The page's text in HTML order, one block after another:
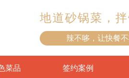
地道砂锅菜，
辣不哆，让快餐不
菜品 签约案例